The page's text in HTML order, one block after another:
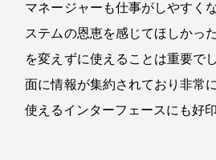
マネージャーも仕事がしやすく
ステムの恩恵を感じてほしかっ
を変えずに使えることは重要で
面に情報が集約されており非常
使えるインターフェースにも好